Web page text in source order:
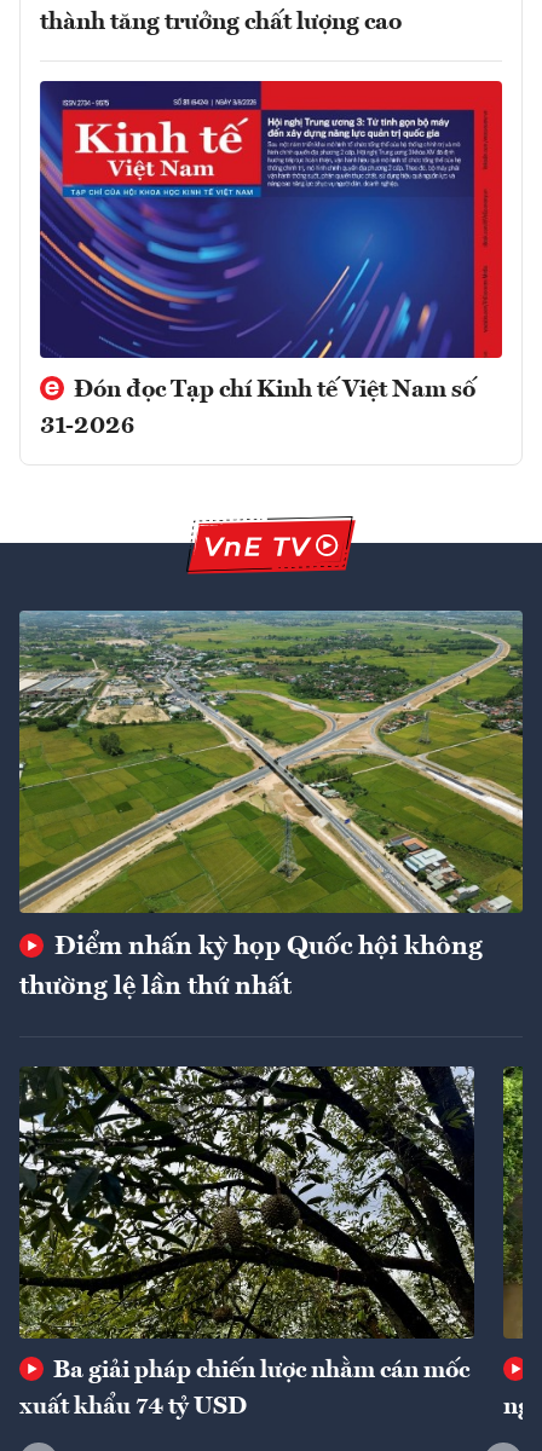
thành tăng trưởng chất lượng cao
Đón đọc Tạp chí Kinh tế Việt Nam số
31-2026
Điểm nhấn kỳ họp Quốc hội không
thường lệ lần thứ nhất
Ba giải pháp chiến lược nhằm cán mốc
xuất khẩu 74 tỷ USD